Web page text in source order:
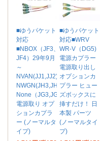
■ゆうパケット
対応
■NBOX（JF3、
JF4）29年9月
～
NVAN(JJ1,JJ2)
NWGN(JH3,JH4)
None（JG3,JG4)
電源取り オプ
ションカプラ
ー (ノーマルタ
イプ)
■ゆうパケット
対応■WRV
WR-V（DG5)
電源カプラー
電源取り出し
オプションカ
プラー ヒュー
ズボックスに
挿すだけ！ 日
本製 パーツ
(ノーマルタイ
プ)